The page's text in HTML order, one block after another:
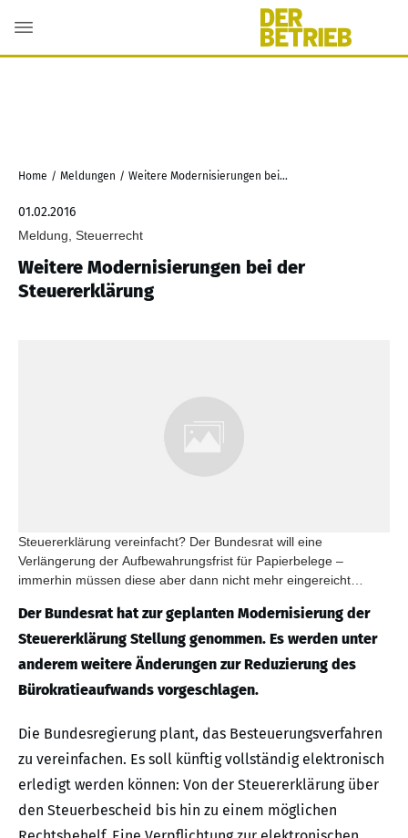
Home / Meldungen / Weitere Modernisierungen bei der Steuererklärung
01.02.2016
Meldung, Steuerrecht
Weitere Modernisierungen bei der
Steuererklärung
Steuererklärung vereinfacht? Der Bundesrat will eine
Verlängerung der Aufbewahrungsfrist für Papierbelege –
immerhin müssen diese aber dann nicht mehr eingereicht
Der Bundesrat hat zur geplanten Modernisierung der
Steuererklärung Stellung genommen. Es werden unter
anderem weitere Änderungen zur Reduzierung des
Bürokratieaufwands vorgeschlagen.
Die Bundesregierung plant, das Besteuerungsverfahren
zu vereinfachen. Es soll künftig vollständig elektronisch
erledigt werden können: Von der Steuererklärung über
den Steuerbescheid bis hin zu einem möglichen